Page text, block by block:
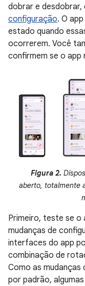
dobrar e desdobrar,
configuração. O
estado quando
ocorrerem. Você
confirmem se o
Figura 2.
aberto, totalmente
Primeiro, teste se o
mudanças de
interfaces do app
combinação de
Como as
por padrão,